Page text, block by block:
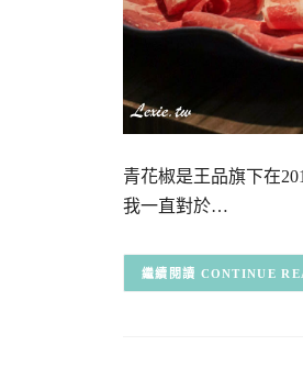
青花椒是王品旗下在
我一直對於…
CONTINUE